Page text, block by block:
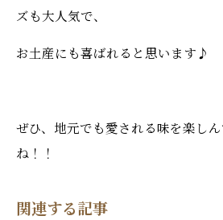
ズも大人気で、
お土産にも喜ばれると思います♪
ぜひ、地元でも愛される味を楽し
ね！！
関連する記事